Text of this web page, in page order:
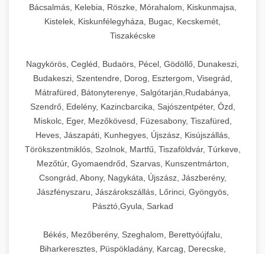
Bácsalmás, Kelebia, Röszke, Mórahalom, Kiskunmajsa,
Kistelek, Kiskunfélegyháza, Bugac, Kecskemét,
Tiszakécske
Nagykörös, Cegléd, Budaörs, Pécel, Gödöllő, Dunakeszi,
Budakeszi, Szentendre, Dorog, Esztergom, Visegrád,
Mátrafüred, Bátonyterenye, Salgótarján,Rudabánya,
Szendrő, Edelény, Kazincbarcika, Sajószentpéter, Ózd,
Miskolc, Eger, Mezőkövesd, Füzesabony, Tiszafüred,
Heves, Jászapáti, Kunhegyes, Újszász, Kisújszállás,
Törökszentmiklós, Szolnok, Martfű, Tiszaföldvár, Túrkeve,
Mezőtúr, Gyomaendrőd, Szarvas, Kunszentmárton,
Csongrád, Abony, Nagykáta, Újszász, Jászberény,
Jászfényszaru, Jászárokszállás, Lőrinci, Gyöngyös,
Pásztó,Gyula, Sarkad
Békés, Mezőberény, Szeghalom, Berettyóújfalu,
Biharkeresztes, Püspökladány, Karcag, Derecske,